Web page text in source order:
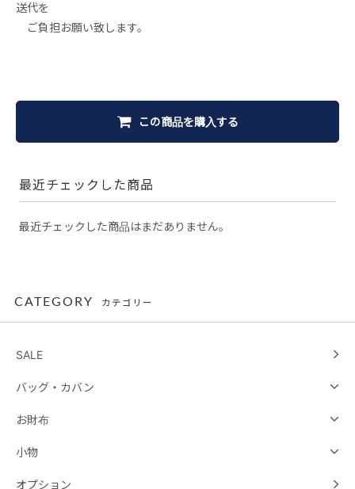
送代を
ご負担お願い致します。
この商品を購入する
最近チェックした商品
最近チェックした商品はまだありません。
CATEGORY カテゴリー
SALE
バッグ・カバン
お財布
小物
オプション